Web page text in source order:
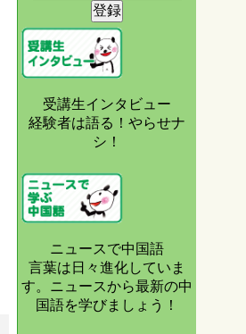
受講生インタビュー
経験者は語る！やらせナ
シ！
ニュースで中国語
言葉は日々進化していま
す。ニュースから最新の中
国語を学びましょう！